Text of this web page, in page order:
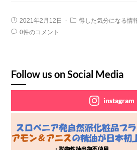
2021年2月12日 得した気分になる情
0件のコメント
Follow us on Social Media
instagram